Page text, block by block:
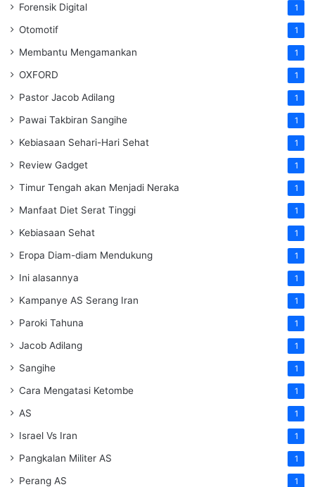
Forensik Digital 1
Otomotif 1
Membantu Mengamankan 1
OXFORD 1
Pastor Jacob Adilang 1
Pawai Takbiran Sangihe 1
Kebiasaan Sehari-Hari Sehat 1
Review Gadget 1
Timur Tengah akan Menjadi Neraka 1
Manfaat Diet Serat Tinggi 1
Kebiasaan Sehat 1
Eropa Diam-diam Mendukung 1
Ini alasannya 1
Kampanye AS Serang Iran 1
Paroki Tahuna 1
Jacob Adilang 1
Sangihe 1
Cara Mengatasi Ketombe 1
AS 1
Israel Vs Iran 1
Pangkalan Militer AS 1
Perang AS 1